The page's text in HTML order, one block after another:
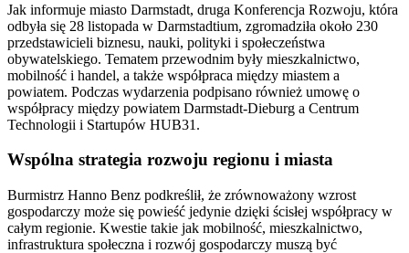
Jak informuje miasto Darmstadt, druga Konferencja Rozwoju, która
odbyła się 28 listopada w Darmstadtium, zgromadziła około 230
przedstawicieli biznesu, nauki, polityki i społeczeństwa
obywatelskiego. Tematem przewodnim były mieszkalnictwo,
mobilność i handel, a także współpraca między miastem a
powiatem. Podczas wydarzenia podpisano również umowę o
współpracy między powiatem Darmstadt-Dieburg a Centrum
Technologii i Startupów HUB31.
Wspólna strategia rozwoju regionu i miasta
Burmistrz Hanno Benz podkreślił, że zrównoważony wzrost
gospodarczy może się powieść jedynie dzięki ścisłej współpracy w
całym regionie. Kwestie takie jak mobilność, mieszkalnictwo,
infrastruktura społeczna i rozwój gospodarczy muszą być